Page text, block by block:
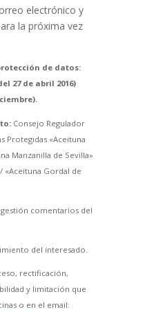
electrónico y
la próxima vez
de datos:
27 de abril 2016)
Consejo Regulador
Protegidas «Aceituna
Manzanilla de Sevilla»
«Aceituna Gordal de
comentarios del
del interesado.
rectificación,
y limitación que
o en el email: